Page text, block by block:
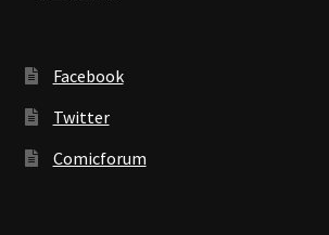
Facebook
Twitter
Comicforum